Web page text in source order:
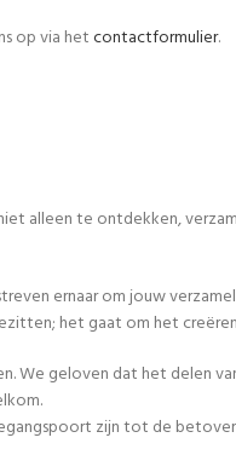
op via hetcontactformulier.
alleen te ontdekken,
ernaar om jouw
het gaat om het
We geloven dat het delen
zijn tot de